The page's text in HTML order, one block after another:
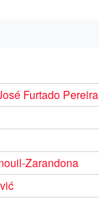
Furtado Pereira
Zarandona